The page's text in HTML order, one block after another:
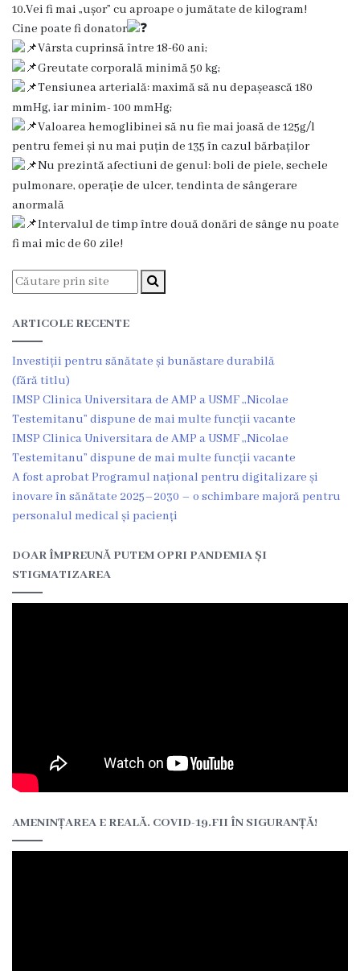
Bugetul
instituției
Activitatea
instituției
Rapoarte
Planuri
Achiziții
publice
Orarul
medicilor
Orarul
medicilor
familie
Orarul
medicilor
specialiști
medical
Orarul
Centrului
Medicină
Tradițională
Chineză
tarife
TARIFELOR
UNICE
10.Vei fi mai „ușor” cu aproape o jumătate de kilogram!
Cine poate fi donator
Vârsta cuprinsă între 18-60 ani;
Greutate corporală minimă 50 kg;
Tensiunea arterială: maximă să nu depașească 180
mmHg, iar minim- 100 mmHg;
Valoarea hemoglibinei să nu fie mai joasă de 125g/l
pentru femei și nu mai puțin de 135 în cazul bărbaților
Nu prezintă afectiuni de genul: boli de piele, sechele
pulmonare, operație de ulcer, tendinta de sângerare
anormală
Intervalul de timp între două donări de sânge nu poate
fi mai mic de 60 zile!
ARTICOLE RECENTE
Investiții pentru sănătate și bunăstare durabilă
(fără titlu)
IMSP Clinica Universitara de AMP a USMF ,,Nicolae
Testemitanu” dispune de mai multe funcții vacante
IMSP Clinica Universitara de AMP a USMF ,,Nicolae
Testemitanu” dispune de mai multe funcții vacante
A fost aprobat Programul național pentru digitalizare și
inovare în sănătate 2025–2030 – o schimbare majoră pentru
personalul medical și pacienți
DOAR ÎMPREUNĂ PUTEM OPRI PANDEMIA ȘI
STIGMATIZAREA
AMENINȚAREA E REALĂ. COVID-19.FII ÎN SIGURANȚĂ!